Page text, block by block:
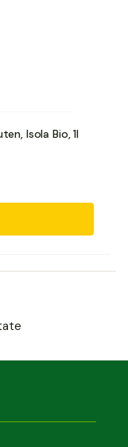
Isola Bio, 1l